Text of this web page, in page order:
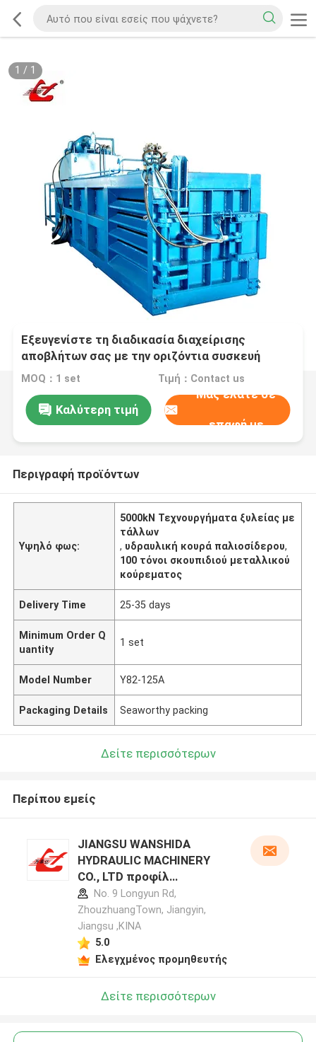
1 / 1
Εξευγενίστε τη διαδικασία διαχείρισης
αποβλήτων σας με την οριζόντια συσκευή
βαλεντών
MOQ：1 set Τιμή：Contact us
Καλύτερη τιμή
Μας ελάτε σε
επαφή με
Περιγραφή προϊόντων
Υψηλό φως:
5000kN Τεχνουργήματα ξυλείας με
τάλλων
, υδραυλική κουρά παλιοσίδερου,
100 τόνοι σκουπιδιού μεταλλικού
κούρεματος
Delivery Time 25-35 days
Minimum Order Q
uantity
1 set
Model Number Y82-125A
Packaging Details Seaworthy packing
Δείτε περισσότερων
Περίπου εμείς
JIANGSU WANSHIDA
HYDRAULIC MACHINERY
CO., LTD προφίλ
κατασκευαστή
No. 9 Longyun Rd,
ZhouzhuangTown, Jiangyin,
Jiangsu ,ΚΙΝΑ
5.0
Ελεγχμένος προμηθευτής
Δείτε περισσότερων